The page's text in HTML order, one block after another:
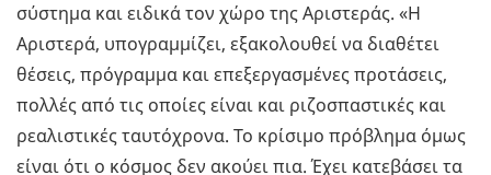
σύστημα και ειδικά τον χώρο της Αριστεράς. «Η
Αριστερά, υπογραμμίζει, εξακολουθεί να διαθέτει
θέσεις, πρόγραμμα και επεξεργασμένες προτάσεις,
πολλές από τις οποίες είναι και ριζοσπαστικές και
ρεαλιστικές ταυτόχρονα. Το κρίσιμο πρόβλημα όμως
είναι ότι ο κόσμος δεν ακούει πια. Έχει κατεβάσει τα